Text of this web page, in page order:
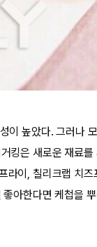
이 높았다. 그러나
킹은 새로운 재료
라이, 칠리크랩 치
아한다면 케첩을